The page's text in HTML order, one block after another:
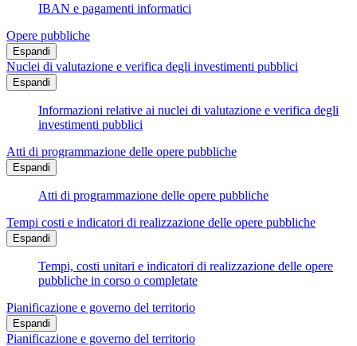
IBAN e pagamenti informatici
Opere pubbliche
Espandi
Nuclei di valutazione e verifica degli investimenti pubblici
Espandi
Informazioni relative ai nuclei di valutazione e verifica degli
investimenti pubblici
Atti di programmazione delle opere pubbliche
Espandi
Atti di programmazione delle opere pubbliche
Tempi costi e indicatori di realizzazione delle opere pubbliche
Espandi
Tempi, costi unitari e indicatori di realizzazione delle opere
pubbliche in corso o completate
Pianificazione e governo del territorio
Espandi
Pianificazione e governo del territorio